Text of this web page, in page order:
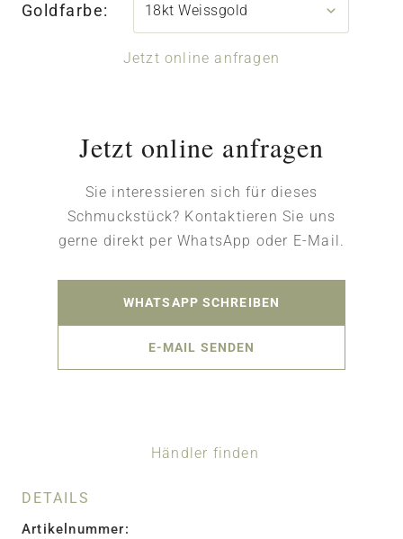
Goldfarbe:
Jetzt online anfragen
Jetzt online anfragen
Sie interessieren sich für dieses
Schmuckstück? Kontaktieren Sie uns
gerne direkt per WhatsApp oder E-Mail.
WHATSAPP SCHREIBEN
E-MAIL SENDEN
Händler finden
DETAILS
Artikelnummer: